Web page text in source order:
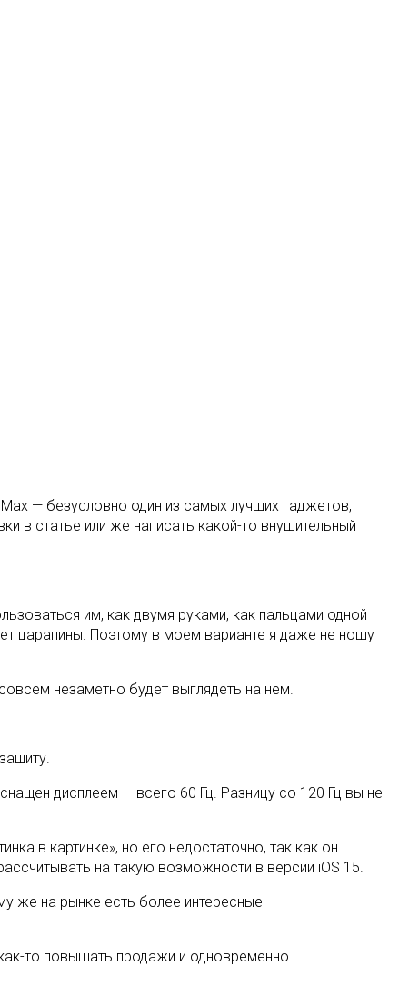
— безусловно один из самых лучших гаджетов,
в статье или же написать какой-то внушительный
им, как двумя руками, как пальцами одной
царапины. Поэтому в моем варианте я даже не ношу
незаметно будет выглядеть на нем.
дисплеем — всего 60 Гц. Разницу со 120 Гц вы не
в картинке», но его недостаточно, так как он
на такую возможности в версии iOS 15.
же на рынке есть более интересные
то повышать продажи и одновременно